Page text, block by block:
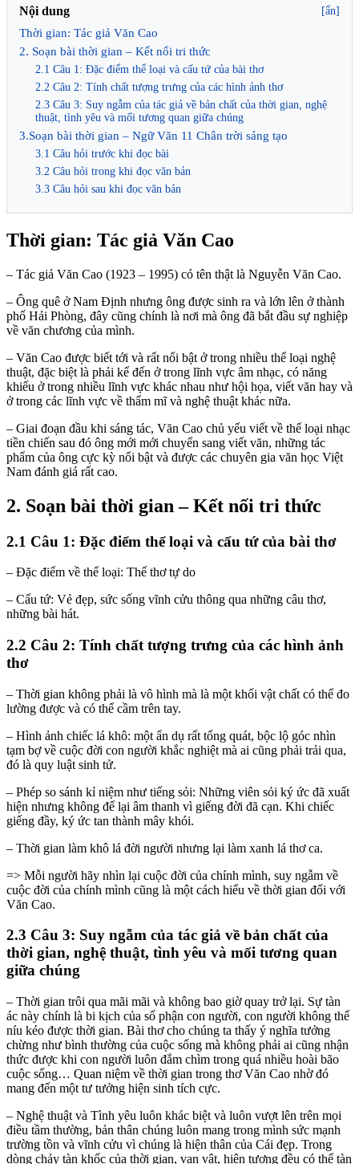
Nội dung [ẩn]
Thời gian: Tác giả Văn Cao
2. Soạn bài thời gian – Kết nối tri thức
2.1 Câu 1: Đặc điểm thể loại và cấu tứ của bài thơ
2.2 Câu 2: Tính chất tượng trưng của các hình ảnh thơ
2.3 Câu 3: Suy ngẫm của tác giả về bản chất của thời gian, nghệ
thuật, tình yêu và mối tương quan giữa chúng
3.Soạn bài thời gian – Ngữ Văn 11 Chân trời sáng tạo
3.1 Câu hỏi trước khi đọc bài
3.2 Câu hỏi trong khi đọc văn bản
3.3 Câu hỏi sau khi đọc văn bản
Thời gian: Tác giả Văn Cao
– Tác giả Văn Cao (1923 – 1995) có tên thật là Nguyễn Văn Cao.
– Ông quê ở Nam Định nhưng ông được sinh ra và lớn lên ở thành
phố Hải Phòng, đây cũng chính là nơi mà ông đã bắt đầu sự nghiệp
về văn chương của mình.
– Văn Cao được biết tới và rất nổi bật ở trong nhiều thể loại nghệ
thuật, đặc biệt là phải kể đến ở trong lĩnh vực âm nhạc, có năng
khiếu ở trong nhiều lĩnh vực khác nhau như hội họa, viết văn hay và
ở trong các lĩnh vực về thẩm mĩ và nghệ thuật khác nữa.
– Giai đoạn đầu khi sáng tác, Văn Cao chủ yếu viết về thể loại nhạc
tiền chiến sau đó ông mới mới chuyển sang viết văn, những tác
phẩm của ông cực kỳ nổi bật và được các chuyên gia văn học Việt
Nam đánh giá rất cao.
2. Soạn bài thời gian – Kết nối tri thức
2.1 Câu 1: Đặc điểm thể loại và cấu tứ của bài thơ
– Đặc điểm về thể loại: Thể thơ tự do
– Cấu tứ: Vẻ đẹp, sức sống vĩnh cửu thông qua những câu thơ,
những bài hát.
2.2 Câu 2: Tính chất tượng trưng của các hình ảnh
thơ
– Thời gian không phải là vô hình mà là một khối vật chất có thể đo
lường được và có thể cầm trên tay.
– Hình ảnh chiếc lá khô: một ẩn dụ rất tổng quát, bộc lộ góc nhìn
tạm bợ về cuộc đời con người khắc nghiệt mà ai cũng phải trải qua,
đó là quy luật sinh tử.
– Phép so sánh kỉ niệm như tiếng sỏi: Những viên sỏi ký ức đã xuất
hiện nhưng không để lại âm thanh vì giếng đời đã cạn. Khi chiếc
giếng đầy, ký ức tan thành mây khói.
– Thời gian làm khô lá đời người nhưng lại làm xanh lá thơ ca.
=> Mỗi người hãy nhìn lại cuộc đời của chính mình, suy ngẫm về
cuộc đời của chính mình cũng là một cách hiểu về thời gian đối với
Văn Cao.
2.3 Câu 3: Suy ngẫm của tác giả về bản chất của
thời gian, nghệ thuật, tình yêu và mối tương quan
giữa chúng
– Thời gian trôi qua mãi mãi và không bao giờ quay trở lại. Sự tàn
ác này chính là bi kịch của số phận con người, con người không thể
níu kéo được thời gian. Bài thơ cho chúng ta thấy ý nghĩa tưởng
chừng như bình thường của cuộc sống mà không phải ai cũng nhận
thức được khi con người luôn đắm chìm trong quá nhiều hoài bão
cuộc sống… Quan niệm về thời gian trong thơ Văn Cao nhờ đó
mang đến một tư tưởng hiện sinh tích cực.
– Nghệ thuật và Tình yêu luôn khác biệt và luôn vượt lên trên mọi
điều tầm thường, bản thân chúng luôn mang trong mình sức mạnh
trường tồn và vĩnh cửu vì chúng là hiện thân của Cái đẹp. Trong
dòng chảy tàn khốc của thời gian, vạn vật, hiện tượng đều có thể tàn